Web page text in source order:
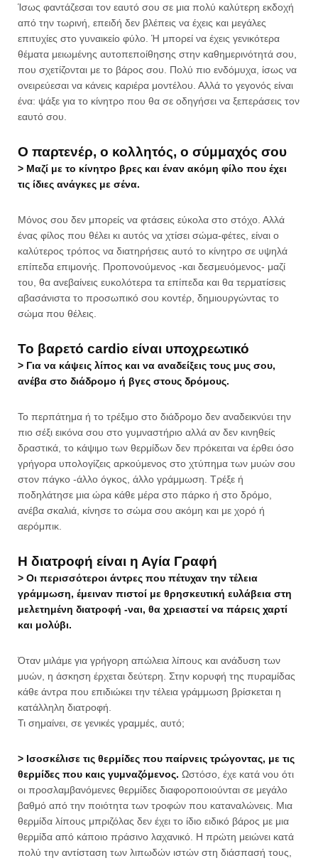
Ίσως φαντάζεσαι τον εαυτό σου σε μια πολύ καλύτερη εκδοχή
από την τωρινή, επειδή δεν βλέπεις να έχεις και μεγάλες
επιτυχίες στο γυναικείο φύλο. Ή μπορεί να έχεις γενικότερα
θέματα μειωμένης αυτοπεποίθησης στην καθημερινότητά σου,
που σχετίζονται με το βάρος σου. Πολύ πιο ενδόμυχα, ίσως να
ονειρεύεσαι να κάνεις καριέρα μοντέλου. Αλλά το γεγονός είναι
ένα: ψάξε για το κίνητρο που θα σε οδηγήσει να ξεπεράσεις τον
εαυτό σου.
Ο παρτενέρ, ο κολλητός, ο σύμμαχός σου
> Μαζί με το κίνητρο βρες και έναν ακόμη φίλο που έχει
τις ίδιες ανάγκες με σένα.
Μόνος σου δεν μπορείς να φτάσεις εύκολα στο στόχο. Αλλά
ένας φίλος που θέλει κι αυτός να χτίσει σώμα-φέτες, είναι ο
καλύτερος τρόπος να διατηρήσεις αυτό το κίνητρο σε υψηλά
επίπεδα επιμονής. Προπονούμενος -και δεσμευόμενος- μαζί
του, θα ανεβαίνεις ευκολότερα τα επίπεδα και θα τερματίσεις
αβασάνιστα το προσωπικό σου κοντέρ, δημιουργώντας το
σώμα που θέλεις.
Το βαρετό cardio είναι υποχρεωτικό
> Για να κάψεις λίπος και να αναδείξεις τους μυς σου,
ανέβα στο διάδρομο ή βγες στους δρόμους.
Το περπάτημα ή το τρέξιμο στο διάδρομο δεν αναδεικνύει την
πιο σέξι εικόνα σου στο γυμναστήριο αλλά αν δεν κινηθείς
δραστικά, το κάψιμο των θερμίδων δεν πρόκειται να έρθει όσο
γρήγορα υπολογίζεις αρκούμενος στο χτύπημα των μυών σου
στον πάγκο -άλλο όγκος, άλλο γράμμωση. Τρέξε ή
ποδηλάτησε μια ώρα κάθε μέρα στο πάρκο ή στο δρόμο,
ανέβα σκαλιά, κίνησε το σώμα σου ακόμη και με χορό ή
αερόμπικ.
Η διατροφή είναι η Αγία Γραφή
> Οι περισσότεροι άντρες που πέτυχαν την τέλεια
γράμμωση, έμειναν πιστοί με θρησκευτική ευλάβεια στη
μελετημένη διατροφή -ναι, θα χρειαστεί να πάρεις χαρτί
και μολύβι.
Όταν μιλάμε για γρήγορη απώλεια λίπους και ανάδυση των
μυών, η άσκηση έρχεται δεύτερη. Στην κορυφή της πυραμίδας
κάθε άντρα που επιδιώκει την τέλεια γράμμωση βρίσκεται η
κατάλληλη διατροφή.
Τι σημαίνει, σε γενικές γραμμές, αυτό;
> Ισοσκέλισε τις θερμίδες που παίρνεις τρώγοντας, με τις
θερμίδες που καις γυμναζόμενος. Ωστόσο, έχε κατά νου ότι
οι προσλαμβανόμενες θερμίδες διαφοροποιούνται σε μεγάλο
βαθμό από την ποιότητα των τροφών που καταναλώνεις. Μια
θερμίδα λίπους μπριζόλας δεν έχει το ίδιο ειδικό βάρος με μια
θερμίδα από κάποιο πράσινο λαχανικό. Η πρώτη μειώνει κατά
πολύ την αντίσταση των λιπωδών ιστών στη διάσπασή τους,